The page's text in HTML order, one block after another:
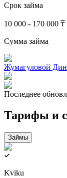
Срок займа
10 000 - 170 000 ₸
Сумма займа
Жумагуловой
Последнее
Тарифы и
Займы
Kviku